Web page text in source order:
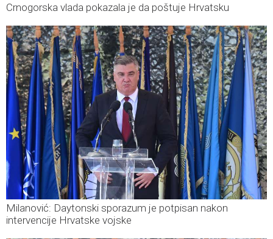
Crnogorska vlada pokazala je da poštuje Hrvatsku
Milanović: Daytonski sporazum je potpisan nakon
intervencije Hrvatske vojske